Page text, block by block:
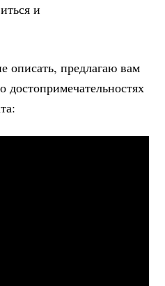
и
предлагаю вам
достопримечательностях